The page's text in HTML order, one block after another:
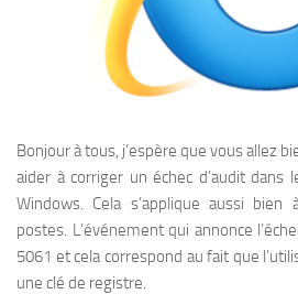
Bonjour à tous, j’espère que vous allez
aider à corriger un échec d’audit dans
Windows. Cela s’applique aussi bien
postes. L’événement qui annonce
5061 et cela correspond au fait que
une clé de registre.